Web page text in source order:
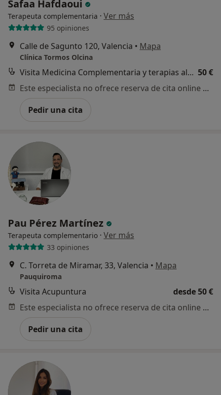
Safaa Hafdaoui
Terapeuta complementaria · Ver más
95 opiniones
Calle de Sagunto 120, Valencia • Mapa
Clínica Tormos Olcina
Visita Medicina Complementaria y terapias alternativas 50 €
Este especialista no ofrece reserva de cita online en esta dirección.
Pedir una cita
Pau Pérez Martínez
Terapeuta complementario · Ver más
33 opiniones
C. Torreta de Miramar, 33, Valencia • Mapa
Pauquiroma
Visita Acupuntura
desde 50 €
Este especialista no ofrece reserva de cita online en esta dirección.
Pedir una cita